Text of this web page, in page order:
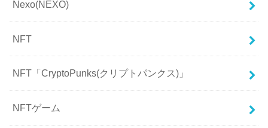
Nexo(NEXO)
NFT
NFT「CryptoPunks(クリプトパンクス)」
NFTゲーム